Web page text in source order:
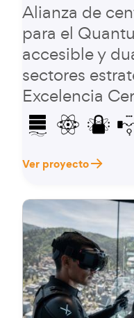
Alianza de
para el
accesible y
sectores
Excelencia
Ver proyecto